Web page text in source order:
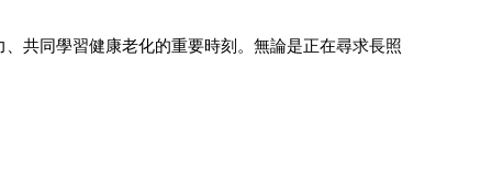
共同學習健康老化的重要時刻。無論是正在尋求長照